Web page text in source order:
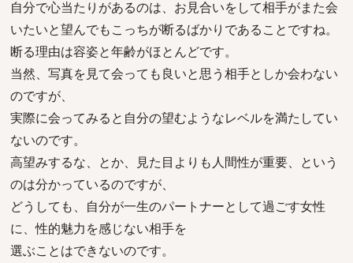
自分で心当たりがあるのは、お見合いをして相手がまた会
いたいと望んでもこっちが断るばかりであることですね。
断る理由は容姿と年齢がほとんどです。
当然、写真を見て会っても良いと思う相手としか会わない
のですが、
実際に会ってみると自分の望むようなレベルを満たしてい
ないのです。
高望みするな、とか、見た目よりも人間性が重要、という
のは分かっているのですが、
どうしても、自分が一生のパートナーとして過ごす女性
に、性的魅力を感じない相手を
選ぶことはできないのです。